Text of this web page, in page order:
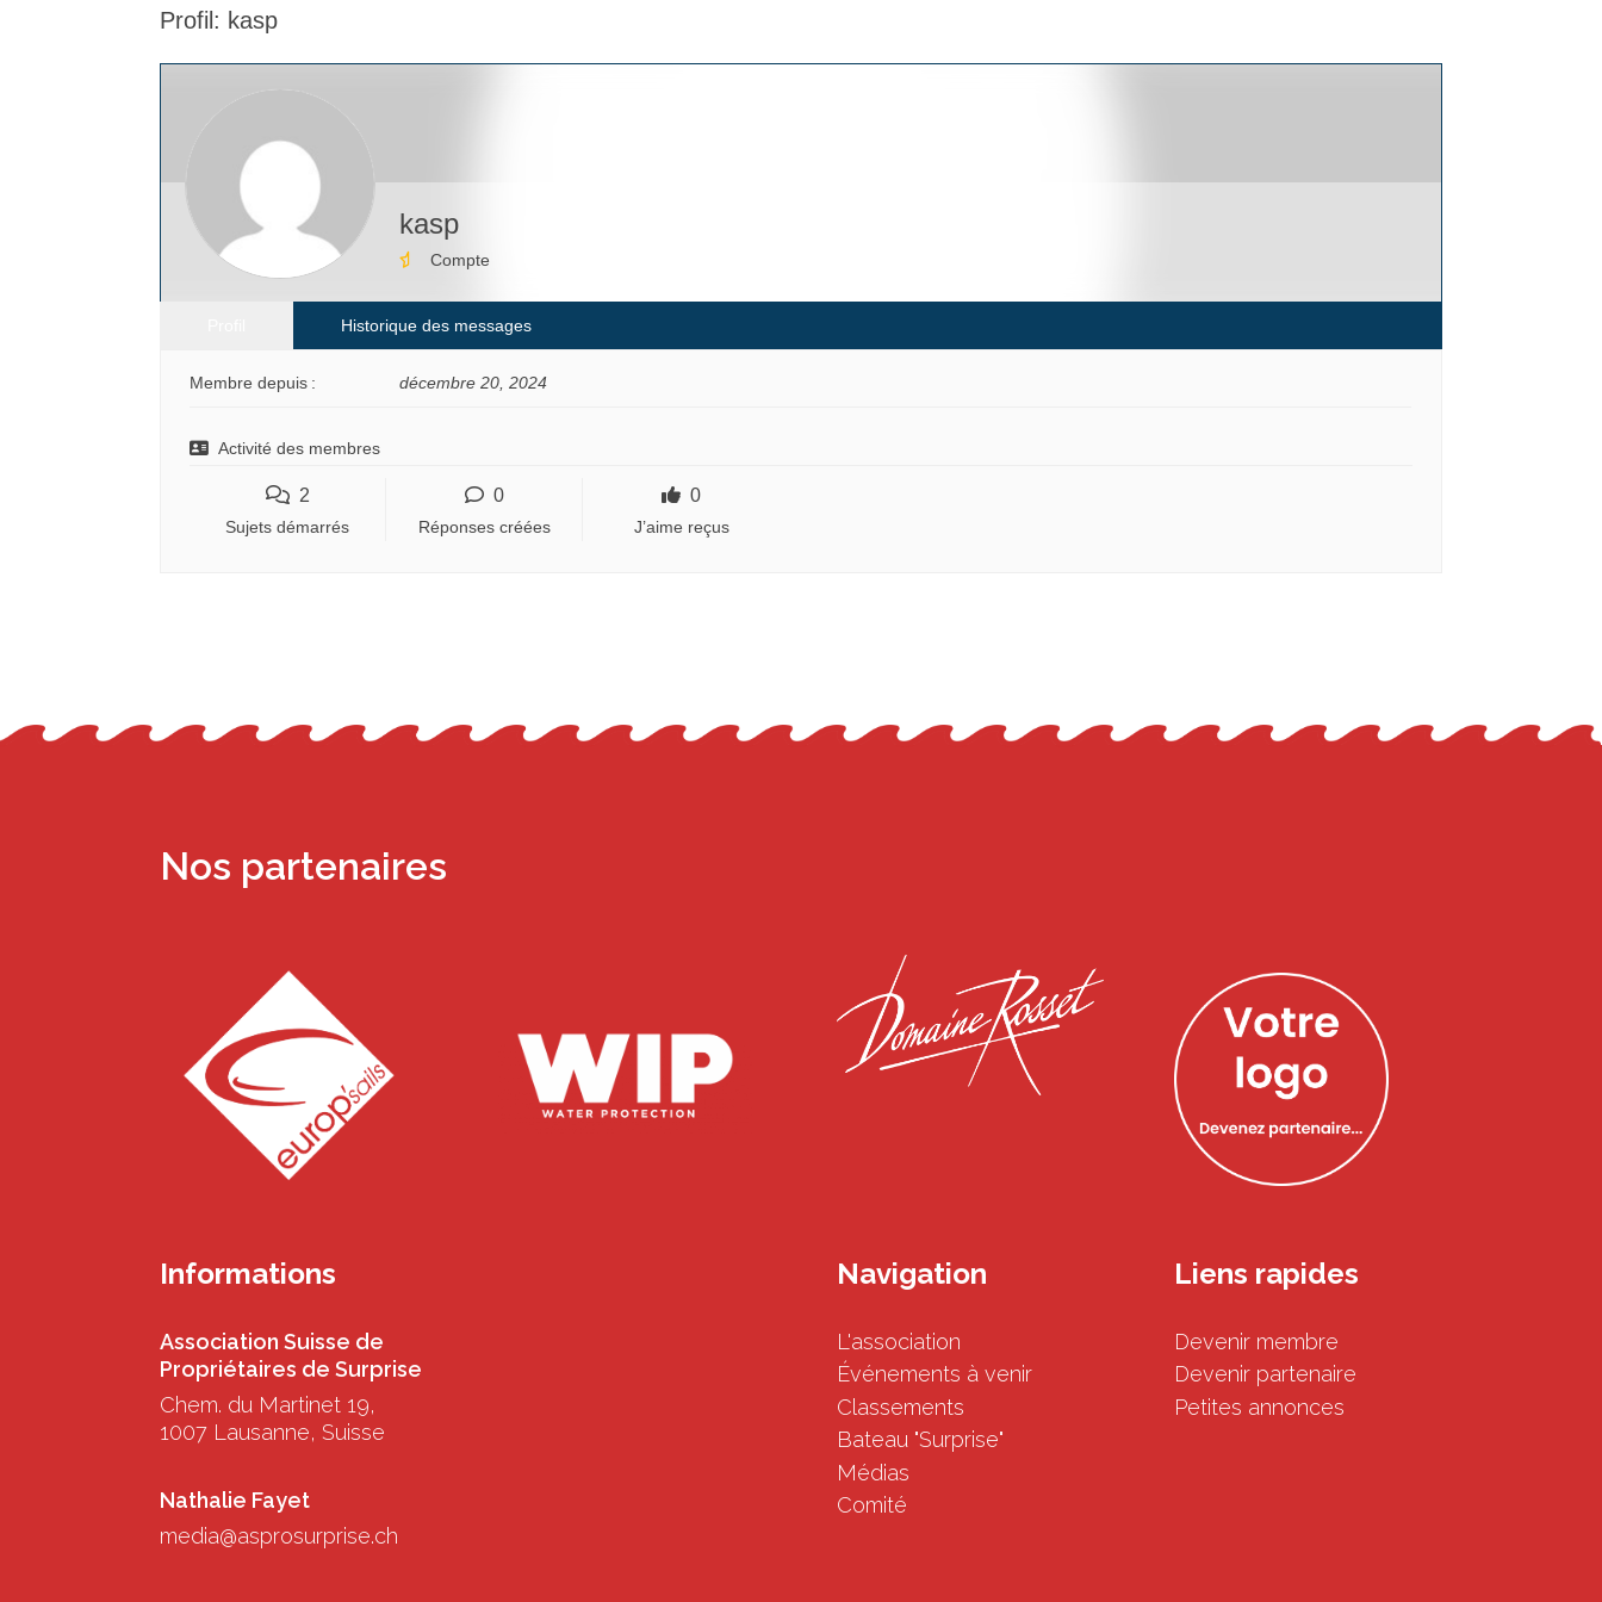
êtes
Profil: kasp
kasp
Compte
Historique des messages
Membre depuis : décembre 20, 2024
Activité des membres
2
Sujets démarrés
0
Réponses créées
0
J’aime reçus
Nos partenaires
Informations
Association Suisse de
Propriétaires de Surprise
Chem. du Martinet 19,
1007 Lausanne, Suisse
Nathalie Fayet
media@asprosurprise.ch
Navigation
L'association
Événements à venir
Classements
Bateau "Surprise"
Médias
Comité
Liens rapides
Devenir membre
Devenir partenaire
Petites annonces